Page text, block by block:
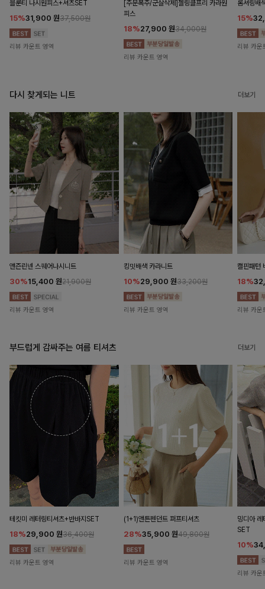
블룬티 나시원피스+셔츠SET
15%31,900 원37,500원
리뷰 카운트 영역
[주문폭주/군살삭제]젤링클프리 카라원
피스
18%27,900 원34,000원
리뷰 카운트 영역
롬셔링배
15%
리뷰 카운
다시 찾게되는 니트 더보기
앤즌린넨 스퀘어나시니트
30%15,400 원21,900원
리뷰 카운트 영역
킹밋배색 카라니트
10%29,900 원33,200원
리뷰 카운트 영역
캘핀패턴
18%
리뷰 카운
부드럽게 감싸주는 여름 티셔츠 더보기
테킷미 레터링티셔츠+반바지SET
18%29,900 원36,400원
리뷰 카운트 영역
(1+1)앤튼펜던트 퍼프티셔츠
28%35,900 원49,800원
리뷰 카운트 영역
밍디아 레
SET
10%
리뷰 카운